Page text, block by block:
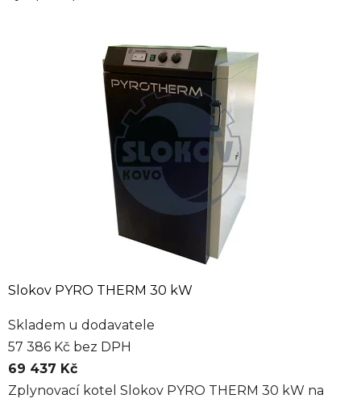
Slokov PYRO THERM 30 kW
Skladem u dodavatele
57 386 Kč bez DPH
69 437 Kč
Zplynovací kotel Slokov PYRO THERM 30 kW na